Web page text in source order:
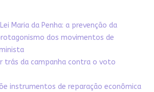
Maria da Penha: a prevenção da
dos movimentos de
trás da campanha contra o voto
instrumentos de reparação econômica